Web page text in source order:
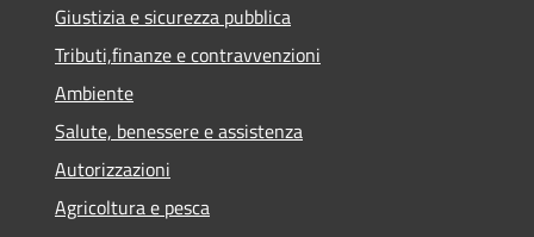
Giustizia e sicurezza pubblica
Tributi,finanze e contravvenzioni
Ambiente
Salute, benessere e assistenza
Autorizzazioni
Agricoltura e pesca